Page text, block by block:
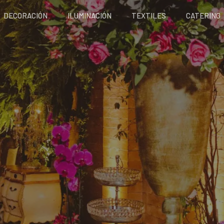
DECORACIÓN ILUMINACIÓN TEXTILES CATERING